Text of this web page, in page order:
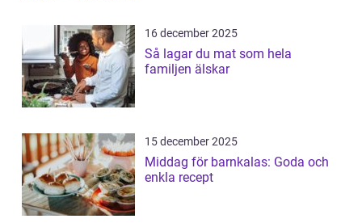
16 december 2025
Så lagar du mat som hela
familjen älskar
15 december 2025
Middag för barnkalas: Goda och
enkla recept